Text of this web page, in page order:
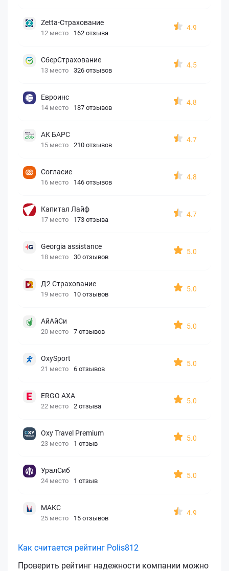
Zetta-Страхование
12 место 162 отзыва
4.9
СберСтрахование
13 место 326 отзывов
4.5
Евроинс
14 место 187 отзывов
4.8
АК БАРС
15 место 210 отзывов
4.7
Согласие
16 место 146 отзывов
4.8
Капитал Лайф
17 место 173 отзыва
4.7
Georgia assistance
18 место 30 отзывов
5.0
Д2 Страхование
19 место 10 отзывов
5.0
АйАйСи
20 место 7 отзывов
5.0
OxySport
21 место 6 отзывов
5.0
ERGO AXA
22 место 2 отзыва
5.0
Oxy Travel Premium
23 место 1 отзыв
5.0
УралСиб
24 место 1 отзыв
5.0
МАКС
25 место 15 отзывов
4.9
Как считается рейтинг Polis812
Проверить рейтинг надежности компании можно